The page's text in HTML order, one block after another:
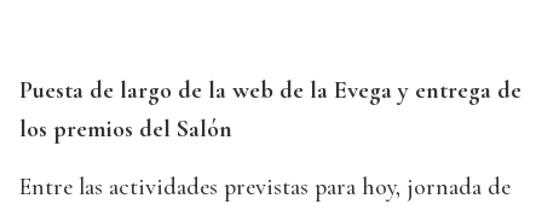
Puesta de largo de la web de la Evega y entrega de
los premios del Salón
Entre las actividades previstas para hoy, jornada de